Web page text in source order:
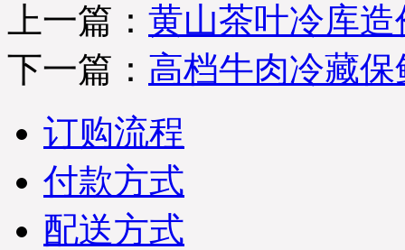
上一篇： 黄山茶叶冷库
下一篇： 高档牛肉冷藏
订购流程
付款方式
配送方式